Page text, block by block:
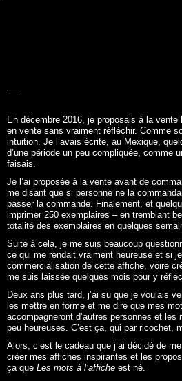
En décembre 2016, je proposais à la vente
en vente sans vraiment réfléchir. Comme
intuition. Je l’avais écrite, au Mexique,
d’une période un peu compliquée, comme
faisais.
Je l’ai proposée à la vente avant de
me disant que si personne ne la
passer la commande. Finalement, et
imprimer 250 exemplaires – en tremblant
totalité des exemplaires en quelques
Suite à cela, je me suis beaucoup
ce qui me rendait vraiment heureuse et si
commercialisation de cette affiche, voire
me suis laissée quelques mois pour y
Deux ans plus tard, j’ai su que je voulais
les mettre en forme et me dire que mes
accompagneront d’autres personnes et les
peu heureuses. C’est ça, qui par ricochet,
Alors, c’est le cadeau que j’ai décidé de
créer mes affiches inspirantes et les
ça que Les mots à l’affiche est né.